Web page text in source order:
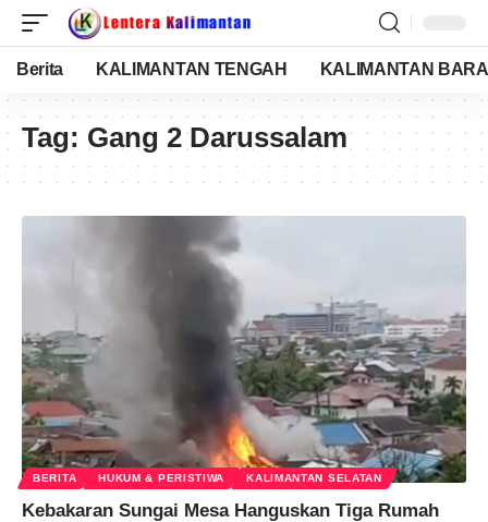
Berita KALIMANTAN TENGAH KALIMANTAN
Tag: Gang 2 Darussalam
BERITA HUKUM & PERISTIWA KALIMANTAN SELATAN
Kebakaran Sungai Mesa Hanguskan Tiga Rumah